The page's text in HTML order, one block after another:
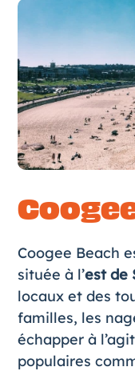
Coogee Beach
située à l’est de
locaux et des
familles, les
échapper à
populaires